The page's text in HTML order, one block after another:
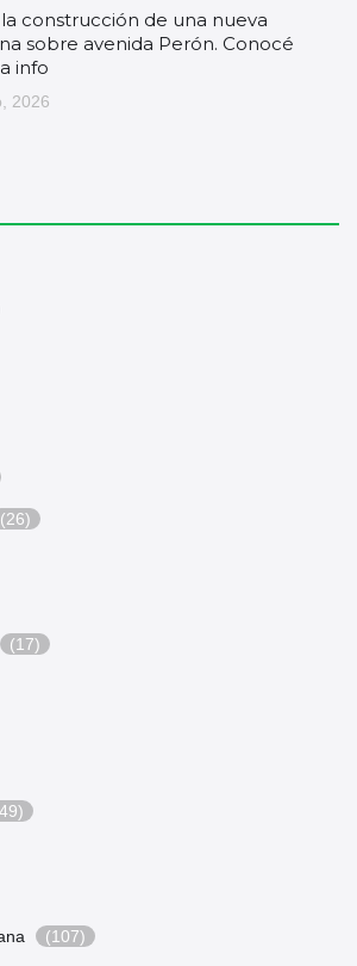
construcción de una nueva
sobre avenida Perón. Conocé
info
2026
(26)
(17)
(107)